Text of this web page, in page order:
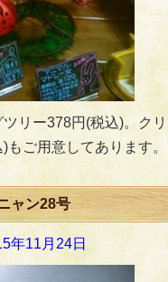
ツリー378円(税込)。ク
もご用意してあります
ャン28号
年11月24日